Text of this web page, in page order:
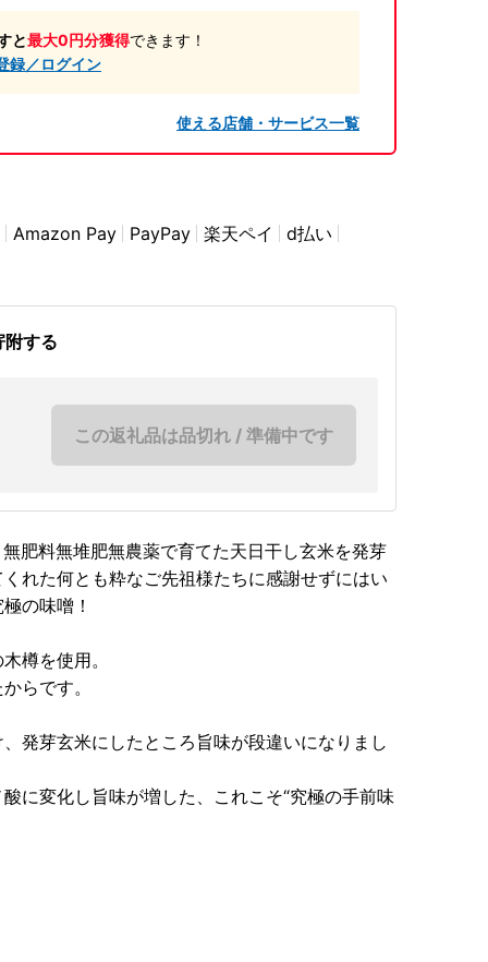
と最大0円分獲得できます！
録／ログイン
使える店舗・サービス一覧
Amazon Pay PayPay 楽天ペイ
d払い
する
この返礼品は品切れ / 準備中です
肥料無堆肥無農薬で育てた天日干し玄米を発芽
れた何とも粋なご先祖様たちに感謝せずにはい
の味噌！
樽を使用。
らです。
発芽玄米にしたところ旨味が段違いになりまし
に変化し旨味が増した、これこそ“究極の手前味